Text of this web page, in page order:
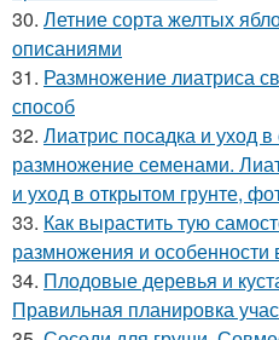
30. Летние сорта желтых
описаниями
31. Размножение лиатриса
способ
32. Лиатрис посадка и уход
размножение семенами.
и уход в открытом грунте,
33. Как вырастить тую
размножения и
34. Плодовые деревья и
Правильная планировка